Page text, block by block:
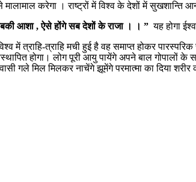
करेगा । राष्ट्रों में विश्व के देशों में सुखशान्ति
सबकी आशा , ऐसे होंगे सब देशों के राजा । । ” यह होगा
त्राहि-त्राहि मची हुई है वह समाप्त होकर
होगा। लोग पूरी आयु पायेंगे अपने बाल
गले मिल मिलकर नाचेंगे झूमेंगे परमात्मा का दिया